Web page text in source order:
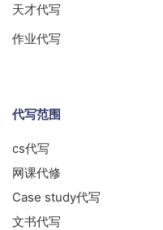
天才代写
作业代写
代写范围
cs代写
网课代修
Case study代写
文书代写